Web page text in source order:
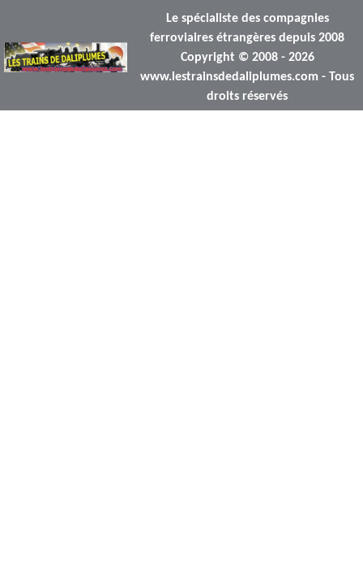
Le spécialiste des compagnies
ferroviaires étrangères depuis 2008
Copyright © 2008 - 2026
www.lestrainsdedaliplumes.com - Tous
droits réservés